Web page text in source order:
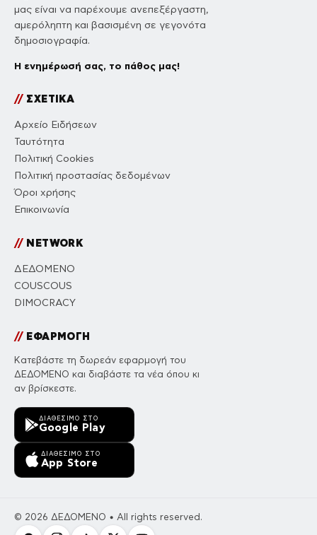
μας είναι να παρέχουμε ανεπεξέργαστη,
αμερόληπτη και βασισμένη σε γεγονότα
δημοσιογραφία.
Η ενημέρωσή σας, το πάθος μας!
//ΣΧΕΤΙΚΑ
Αρχείο Ειδήσεων
Ταυτότητα
Πολιτική Cookies
Πολιτική προστασίας δεδομένων
Όροι χρήσης
Επικοινωνία
//NETWORK
ΔΕΔΟΜΕΝΟ
COUSCOUS
DIMOCRACY
//ΕΦΑΡΜΟΓΗ
Κατεβάστε τη δωρεάν εφαρμογή του
ΔΕΔΟΜΕΝΟ και διαβάστε τα νέα όπου κι
αν βρίσκεστε.
ΔΙΑΘΈΣΙΜΟ ΣΤΟ
Google Play
ΔΙΑΘΈΣΙΜΟ ΣΤΟ
App Store
© 2026 ΔΕΔΟΜΕΝΟ • All rights reserved.